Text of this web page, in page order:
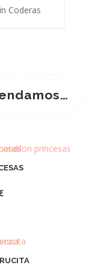
Coderas
Rango
42,00€
50,00€